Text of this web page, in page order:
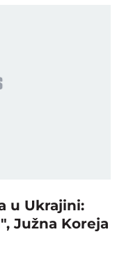
u Ukrajini:
Južna Koreja